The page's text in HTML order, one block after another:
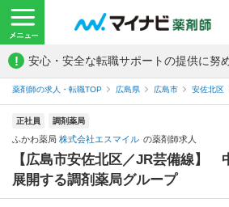
! 安心・安全な転職サポートの提供に努
薬剤師の求人・転職TOP 広島県 広島市 安佐北区
正社員 調剤薬局
ふかわ薬局 株式会社エスマイル の薬剤師求人
【広島市安佐北区／JR芸備線】
展開する調剤薬局グループ